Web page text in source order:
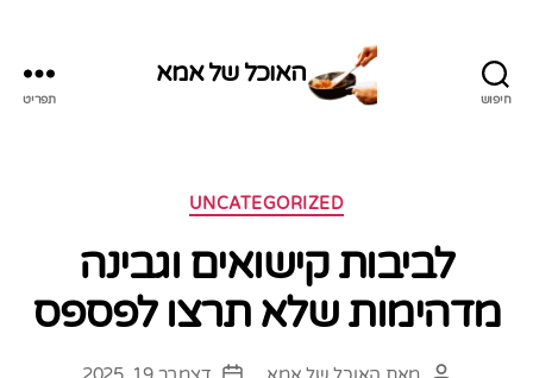
חיפוש
האוכל של אמא
תפריט
קטגוריות
UNCATEGORIZED
לביבות קישואים וגבינה
מדהימות שלא תרצו לפספס